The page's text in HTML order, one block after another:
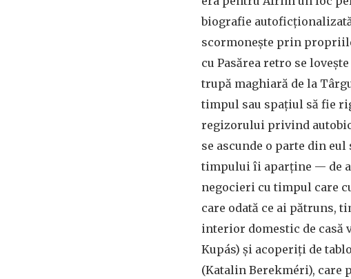
biografie
scormonește prin
cu Pasărea retro se
trupă maghiară de la
timpul sau spațiul să fie
regizorului privind
se ascunde o parte din
timpului îi aparține — de
negocieri cu timpul care
care odată ce ai pătruns,
interior domestic de casă
Kupás) și acoperiți de
(Katalin Berekméri), care